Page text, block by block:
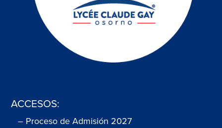
ACCESOS:
– Proceso de Admisión 2027